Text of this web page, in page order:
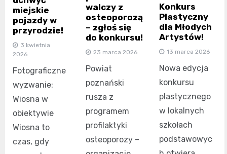
miejskie
pojazdy w
przyrodzie!
3 kwietnia
2026
Fotograficzne
wyzwanie:
Wiosna w
obiektywie
Wiosna to
czas, gdy
walczy z
osteoporozą
– zgłoś się
do konkursu!
23 marca 2026
Powiat
poznański
rusza z
programem
profilaktyki
osteoporozy –
Konkurs
Plastyczny
dla Młodych
Artystów!
13 marca 2026
Nowa edycja
konkursu
plastycznego
w lokalnych
szkołach
podstawowyc